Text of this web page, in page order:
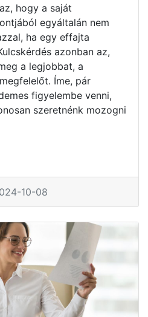
hogy a saját
egyáltalán nem
ha egy effajta
azonban az,
a legjobbat, a
Íme, pár
figyelembe venni,
szeretnénk mozogni
10-08